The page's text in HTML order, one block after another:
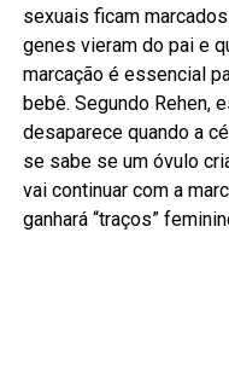
sexuais ficam
genes vieram do pai e
marcação é essencial
bebê. Segundo Rehen,
desaparece quando a
se sabe se um óvulo
vai continuar com a
ganhará “traços”